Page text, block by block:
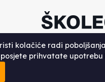
Copyright
kolačiće radi
prihvatate upotrebu